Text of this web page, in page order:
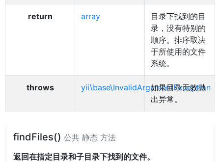
return array
目录下找到的目
录，没有特别的
顺序。排序取决
于所使用的文件
系统。
throws yii\base\InvalidArgumentException
如果目录无效抛
出异常。
findFiles() 公共 静态 方法
返回在指定目录和子目录下找到的文件。